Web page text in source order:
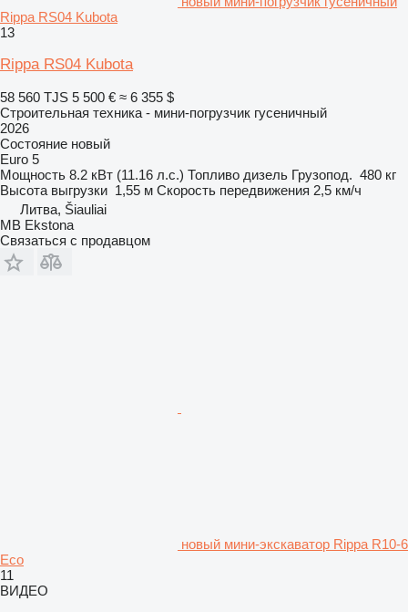
Rippa RS04 Kubota
13
Rippa RS04 Kubota
58 560 TJS 5 500 € ≈ 6 355 $
Строительная техника - мини-погрузчик гусеничный
2026
Состояние новый
Euro 5
Мощность 8.2 кВт (11.16 л.с.) Топливо дизель Грузопод. 480 кг
Высота выгрузки 1,55 м Скорость передвижения 2,5 км/ч
Литва, Šiauliai
MB Ekstona
Связаться с продавцом
новый мини-экскаватор Rippa R10-6
Eco
11
ВИДЕО